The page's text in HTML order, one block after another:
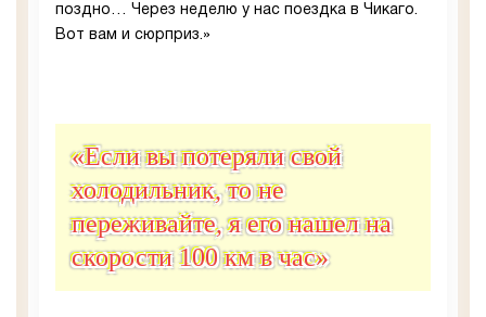
поздно… Через неделю у нас поездка в Чикаго.
Вот вам и сюрприз.»
«Если вы потеряли свой
холодильник, то не
переживайте, я его нашел на
скорости 100 км в час»